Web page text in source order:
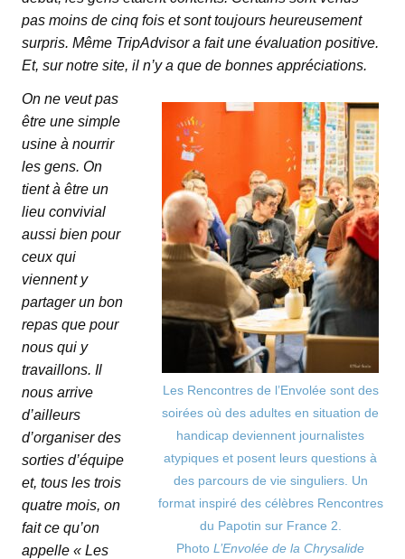
pas moins de cinq fois et sont toujours heureusement
surpris. Même TripAdvisor a fait une évaluation positive.
Et, sur notre site, il n’y a que de bonnes appréciations.
Les Rencontres de l’Envolée sont des
soirées où des adultes en situation de
handicap deviennent journalistes
atypiques et posent leurs questions à
des parcours de vie singuliers. Un
format inspiré des célèbres Rencontres
du Papotin sur France 2.
Photo L’Envolée de la Chrysalide
On ne veut pas
être une simple
usine à nourrir
les gens. On
tient à être un
lieu convivial
aussi bien pour
ceux qui
viennent y
partager un bon
repas que pour
nous qui y
travaillons. Il
nous arrive
d’ailleurs
d’organiser des
sorties d’équipe
et, tous les trois
quatre mois, on
fait ce qu’on
appelle « Les